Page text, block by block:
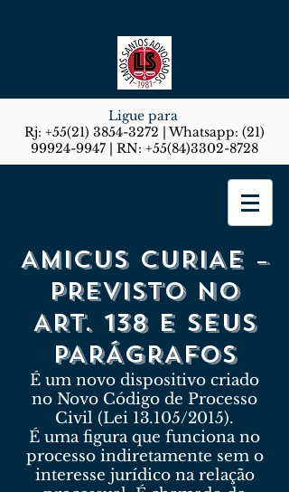
Ligue para
Rj: +55(21) 3854-3272 | Whatsapp: (21)
99924-9947 | RN: +55(84)3302-8728
AMICUS CURIAE –
PREVISTO NO
ART. 138 E SEUS
PARÁGRAFOS
É um novo dispositivo criado
no Novo Código de Processo
Civil (Lei 13.105/2015).
É uma figura que funciona no
processo indiretamente sem o
interesse jurídico na relação